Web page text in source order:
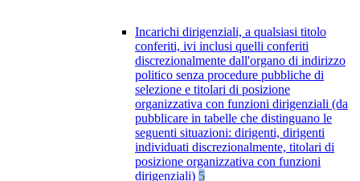
Incarichi dirigenziali, a qualsiasi titolo
conferiti, ivi inclusi quelli conferiti
discrezionalmente dall'organo di indirizzo
politico senza procedure pubbliche di
selezione e titolari di posizione
organizzativa con funzioni dirigenziali (da
pubblicare in tabelle che distinguano le
seguenti situazioni: dirigenti, dirigenti
individuati discrezionalmente, titolari di
posizione organizzativa con funzioni
dirigenziali) 5